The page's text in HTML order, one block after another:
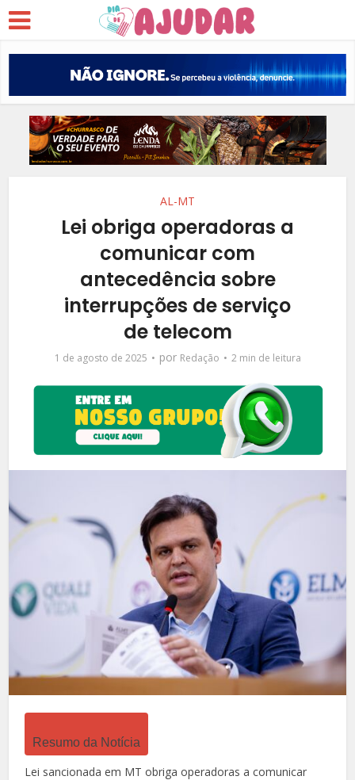
AL-MT
Lei obriga operadoras a
comunicar com
antecedência sobre
interrupções de serviço
de telecom
1 de agosto de 2025 por Redação 2 min de leitura
Resumo da Notícia
Lei sancionada em MT obriga operadoras a comunicar